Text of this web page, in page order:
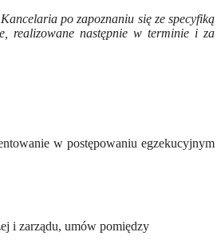
po zapoznaniu się ze specyfiką
realizowane następnie w terminie i za
w postępowaniu egzekucyjnym
i zarządu, umów pomiędzy